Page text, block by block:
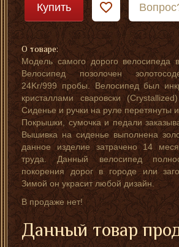
Купить
О товаре:
Модель самого дорого велосипеда
Велосипед позолочен
24Kr/999 пробы. Велосипед был
кристаллами сваровски
Сиденье и ручки на руле перетянуты
Покрышки, сумочка и педали
Вышивка на сиденье выполнена
данное изделие затрачено 14
труда. Данный велосипед
покорения дорог в городе или
Зимой он украсит любой дизайн.
В продаже нет!
Данный товар